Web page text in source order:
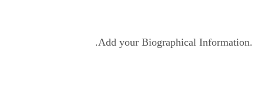
Add your Biographical Information.